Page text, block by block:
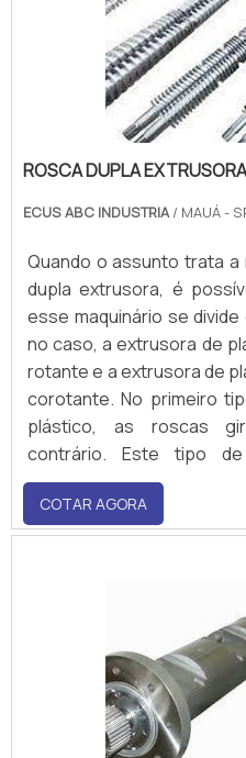
ROSCA DUPLA EXTRUSORA
ECUS ABC INDUSTRIA/ MAUÁ -
Quando o assunto trata
dupla extrusora, é
esse maquinário se
no caso, a extrusora de
rotante e a extrusora de
corotante. No primeiro
plástico, as roscas
contrário. Este tipo
utilizado
processamento de
extrusora de plástico
COTAR AGORA